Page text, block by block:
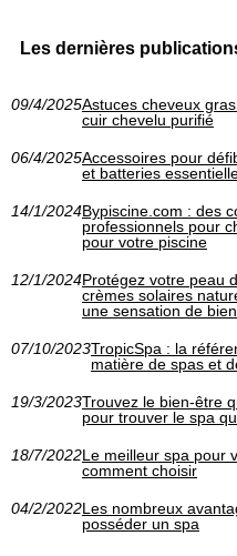
Les dernières
09/4/2025Astuces cheveux
cuir chevelu purifié
06/4/2025Accessoires pour
et batteries
14/1/2024Bypiscine.com : des
professionnels pour
pour votre piscine
12/1/2024Protégez votre peau
crèmes solaires
une sensation de
07/10/2023TropicSpa : la
matière de spas et
19/3/2023Trouvez le bien-être
pour trouver le spa
18/7/2022Le meilleur spa pour
comment choisir
04/2/2022Les nombreux
posséder un spa